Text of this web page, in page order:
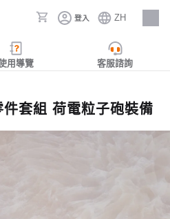
登入 ZH
人才招募
用導覽 客服諮詢
套組 荷電粒子砲裝備